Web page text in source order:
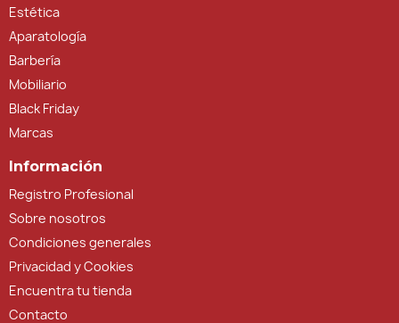
Estética
Aparatología
Barbería
Mobiliario
Black Friday
Marcas
Información
Registro Profesional
Sobre nosotros
Condiciones generales
Privacidad y Cookies
Encuentra tu tienda
Contacto